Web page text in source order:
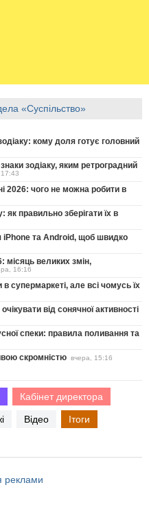
«Суспільство»
кому доля готує головний
зодіаку, яким ретроградний
2026: чого не можна робити в
правильно зберігати їх в
iPhone та Android, щоб швидко
місяць великих змін,
16:16
супермаркеті, але всі чомусь їх
від сонячної активності
спеки: правила поливання та
скромністю вчера, 15:16
Кабінет директора
Відео Ітоги
реклами